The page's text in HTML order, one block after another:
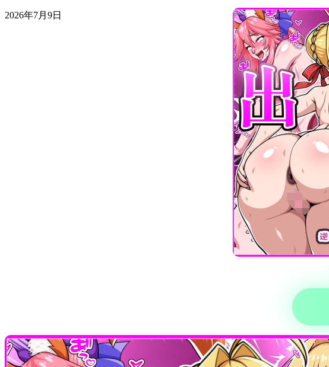
2026年7月9日